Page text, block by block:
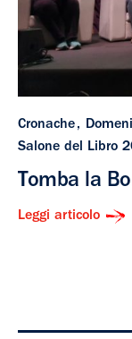
Cronache
Salone del Libro
Tomba la
Leggi articolo